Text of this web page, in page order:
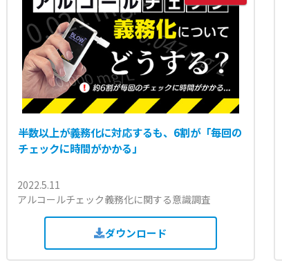
半数以上が義務化に対応するも、6割が「毎回の
チェックに時間がかかる」
2022.5.11
アルコールチェック義務化に関する意識調査
ダウンロード